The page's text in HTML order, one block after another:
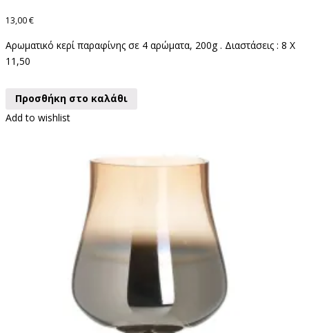
13,00€
Αρωματικό κερί παραφίνης σε 4 αρώματα, 200g . Διαστάσεις : 8 X
11,50
Προσθήκη στο καλάθι
Add to wishlist